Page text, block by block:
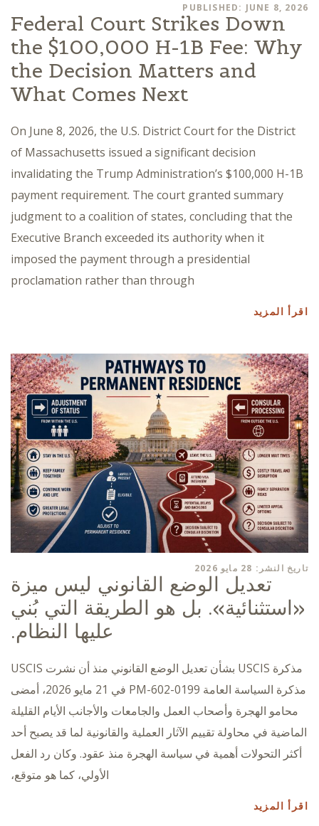
PUBLISHED: JUNE 8, 2026
Federal Court Strikes Down
the $100,000 H-1B Fee: Why
the Decision Matters and
What Comes Next
On June 8, 2026, the U.S. District Court for the District
of Massachusetts issued a significant decision
invalidating the Trump Administration’s $100,000 H-1B
payment requirement. The court granted summary
judgment to a coalition of states, concluding that the
Executive Branch exceeded its authority when it
imposed the payment through a presidential
proclamation rather than through
اقرأ المزيد
تاريخ النشر: 28 مايو 2026
تعديل الوضع القانوني ليس ميزة
«استثنائية». بل هو الطريقة التي بُني
عليها النظام.
مذكرة USCIS بشأن تعديل الوضع القانوني منذ أن نشرت USCIS
مذكرة السياسة العامة PM-602-0199 في 21 مايو 2026، أمضى
محامو الهجرة وأصحاب العمل والجامعات والأجانب الأيام القليلة
الماضية في محاولة تقييم الآثار العملية والقانونية لما قد يصبح أحد
أكثر التحولات أهمية في سياسة الهجرة منذ عقود. وكان رد الفعل
الأولي، كما هو متوقع،
اقرأ المزيد